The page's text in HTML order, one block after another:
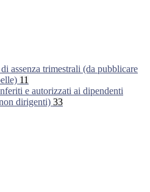
assenza trimestrali (da pubblicare
11
e autorizzati ai dipendenti
dirigenti) 33